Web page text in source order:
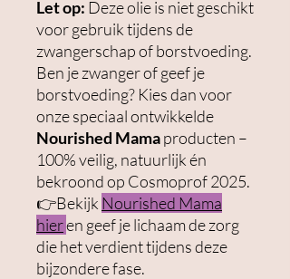
Let op: Deze olie is niet geschikt
voor gebruik tijdens de
zwangerschap of borstvoeding.
Ben je zwanger of geef je
borstvoeding? Kies dan voor
onze speciaal ontwikkelde
Nourished Mamaproducten –
100% veilig, natuurlijk én
bekroond op Cosmoprof 2025.
👉Bekijk Nourished Mama
hieren geef je lichaam de zorg
die het verdient tijdens deze
bijzondere fase.